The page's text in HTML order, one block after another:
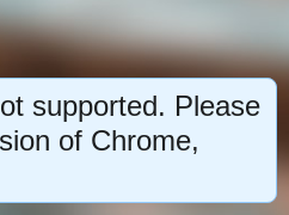
supported. Please
of Chrome,